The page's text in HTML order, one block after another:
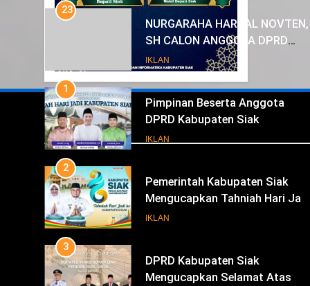
Iklan
1
Pimpinan Beserta Anggota
DPRD Kabupaten Siak
Mengucapkan Tahniah Hari Jadi
Kabupaten Siak Ke- 26
IKLAN
2
Pemerintah Kabupaten Siak
Mengucapkan Tahniah Hari Jadi
ke-26 Kabupaten Siak
IKLAN
3
DPRD Kabupaten Siak
Mengucapkan Selamat Atas
Pengambilan Sumpah Jabatan
IKLAN
4
Pemerintah Kabupaten Siak
Mengucapkan Selamat Atas